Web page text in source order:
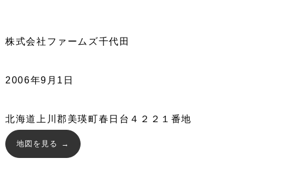
株式会社ファームズ千代田
2006年9月1日
北海道上川郡美瑛町春日台４２２１番地
地図を見る